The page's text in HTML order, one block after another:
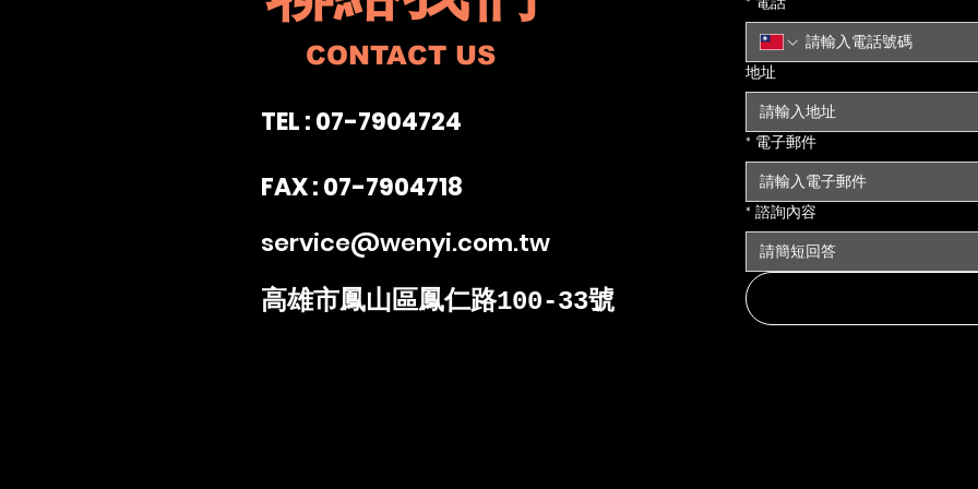
CONTACT US
TEL : 07-7904724
FAX : 07-7904718
service@wenyi.com.tw
高雄市鳳山區鳳仁路100-33號
地址
* 電子郵件
* 諮詢內容